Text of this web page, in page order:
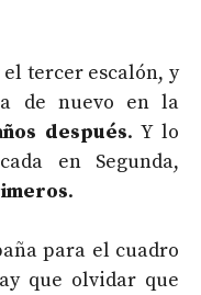
tercer escalón, y
de nuevo en la
después. Y lo
en Segunda,
.
para el cuadro
que olvidar que